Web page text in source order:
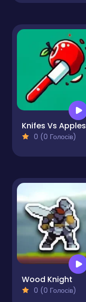
Knifes Vs Apples
0 (0 Голосів)
Wood Knight
0 (0 Голосів)